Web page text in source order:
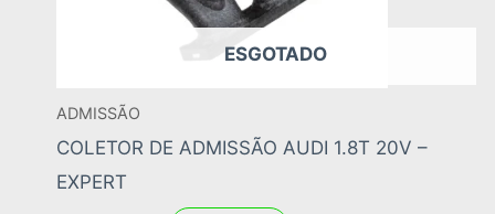
ESGOTADO
ADMISSÃO
COLETOR DE ADMISSÃO AUDI 1.8T 20V –
EXPERT